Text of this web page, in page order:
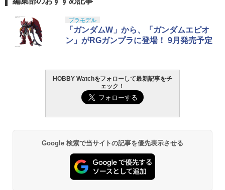
プラモデル
「ガンダムW」から、「ガンダムエピオ
ン」がRGガンプラに登場！ 9月発売予定
HOBBY Watchをフォローして最新記事をチ
ェック！
Google 検索で当サイトの記事を優先表示させる